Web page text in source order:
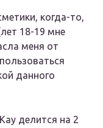
когда-то,
18-19 мне
меня от
данного
делится на 2